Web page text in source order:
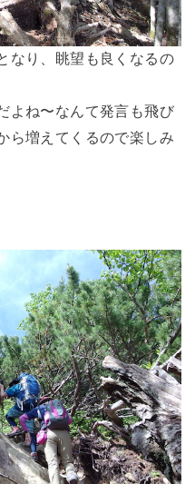
なり、眺望も良くなるの
よね〜なんて発言も飛び
ら増えてくるので楽しみ